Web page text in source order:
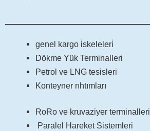
genel kargo i̇skeleleri̇
Dökme Yük Terminalleri
Petrol ve LNG tesisleri
Konteyner rıhtımları
RoRo ve kruvaziyer terminalleri
Paralel Hareket Sistemleri